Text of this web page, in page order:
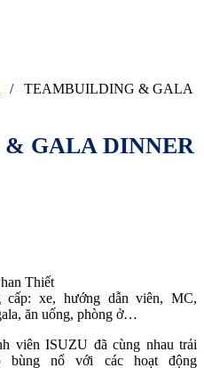
/ TEAMBUILDING & GALA
GALA DINNER
Thiết
cấp:xe, hướng dẫn viên, MC,
ăn uống, phòng ở…
viên ISUZU đã cùng nhau trải
bùng nổ với các hoạt động